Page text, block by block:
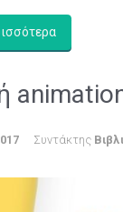
Συντάκτης